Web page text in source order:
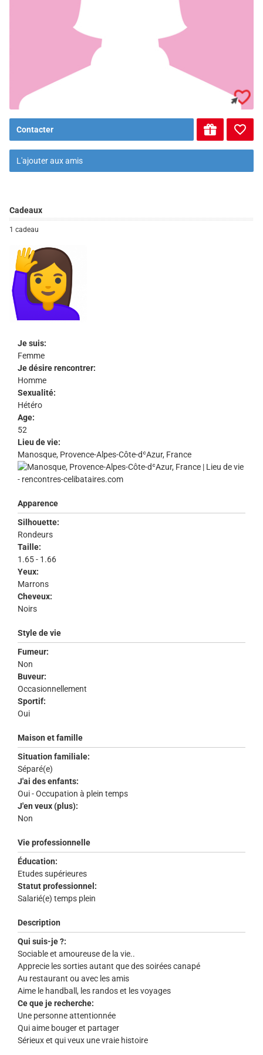
Contacter
L'ajouter aux amis
Cadeaux
1 cadeau
Je suis:
Femme
Je désire rencontrer:
Homme
Sexualité:
Hétéro
Age:
52
Lieu de vie:
Manosque, Provence-Alpes-Côte-dʿAzur, France
Apparence
Silhouette:
Rondeurs
Taille:
1.65 - 1.66
Yeux:
Marrons
Cheveux:
Noirs
Style de vie
Fumeur:
Non
Buveur:
Occasionnellement
Sportif:
Oui
Maison et famille
Situation familiale:
Séparé(e)
J'ai des enfants:
Oui - Occupation à plein temps
J'en veux (plus):
Non
Vie professionnelle
Éducation:
Etudes supérieures
Statut professionnel:
Salarié(e) temps plein
Description
Qui suis-je ?:
Sociable et amoureuse de la vie..
Apprecie les sorties autant que des soirées canapé
Au restaurant ou avec les amis
Aime le handball, les randos et les voyages
Ce que je recherche:
Une personne attentionnée
Qui aime bouger et partager
Sérieux et qui veux une vraie histoire